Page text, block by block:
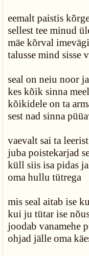
eemalt paistis
sellest tee minud
mäe kõrval imevägi
talusse mind sisse
seal on neiu noor
kes kõik sinna
kõikidele on ta
sest nad sinna
vaevalt sai ta
juba poistekarjad
küll siis isa pidas
oma hullu tütrega
mis seal aitab ise
kui ju tütar ise
joodab vanamehe
ohjad jälle oma